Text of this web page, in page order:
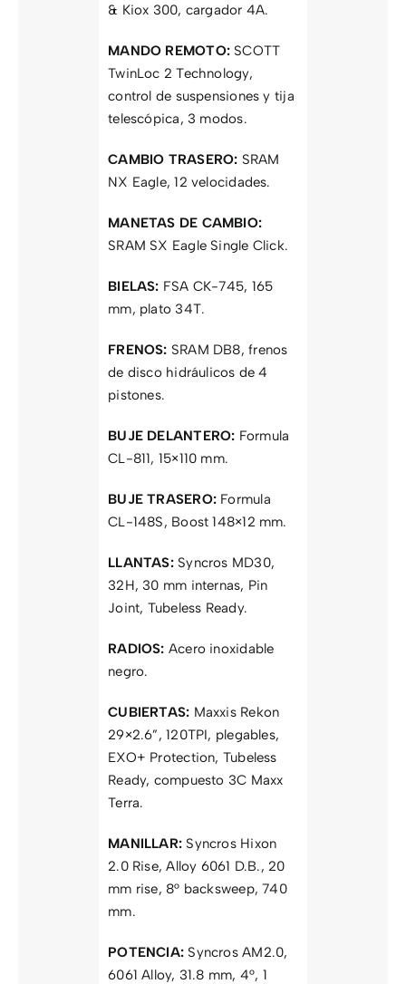
& Kiox 300, cargador 4A.
MANDO REMOTO: SCOTT
TwinLoc 2 Technology,
control de suspensiones y tija
telescópica, 3 modos.
CAMBIO TRASERO: SRAM
NX Eagle, 12 velocidades.
MANETAS DE CAMBIO:
SRAM SX Eagle Single Click.
BIELAS: FSA CK-745, 165
mm, plato 34T.
FRENOS: SRAM DB8, frenos
de disco hidráulicos de 4
pistones.
BUJE DELANTERO: Formula
CL-811, 15×110 mm.
BUJE TRASERO: Formula
CL-148S, Boost 148×12 mm.
LLANTAS:Syncros MD30,
32H, 30 mm internas, Pin
Joint, Tubeless Ready.
RADIOS: Acero inoxidable
negro.
CUBIERTAS: Maxxis Rekon
29×2.6”, 120TPI, plegables,
EXO+ Protection, Tubeless
Ready, compuesto 3C Maxx
Terra.
MANILLAR: Syncros Hixon
2.0 Rise, Alloy 6061 D.B., 20
mm rise, 8° backsweep, 740
mm.
POTENCIA: Syncros AM2.0,
6061 Alloy, 31.8 mm, 4°, 1